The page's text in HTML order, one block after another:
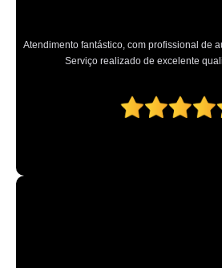
Atendimento fantástico, com profissional de
Serviço realizado de excelente